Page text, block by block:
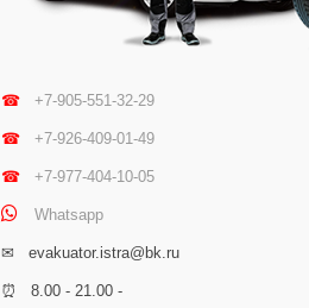
☎ +7-905-551-32-29
☎ +7-926-409-01-49
☎ +7-977-404-10-05
Whatsapp
✉ evakuator.istra@bk.ru
⏰ 8.00 - 21.00 -